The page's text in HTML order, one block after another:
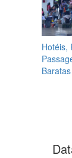
Hotéis,